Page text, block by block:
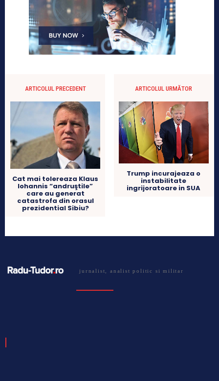
ARTICOLUL PRECEDENT
Cat mai tolereaza Klaus
Iohannis “andruştile”
care au generat
catastrofa din orasul
prezidential Sibiu?
ARTICOLUL URMĂTOR
Trump incurajeaza o
instabilitate
ingrijoratoare in SUA
jurnalist, analist politic si militar